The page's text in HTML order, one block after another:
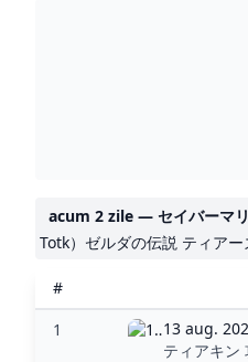
acum 2 zile — セイバーマリ
Totk）ゼルダの伝説 ティア
#
1
13 aug.
ティアキン